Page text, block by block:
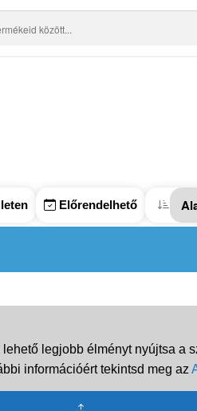
Előrendelhető
legjobb élményt nyújtsa
információért tekintsd meg az